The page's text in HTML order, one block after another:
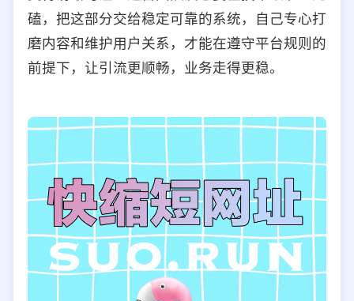
磕，把这部分交给稳定可靠的系统，自己专心打
磨内容和维护用户关系，才能在遵守平台规则的
前提下，让引流更顺畅，业务走得更稳。